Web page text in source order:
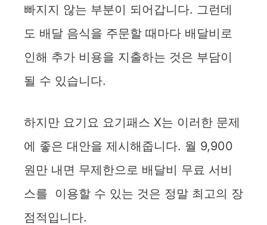
빠지지 않는 부분이 되어갑니다. 그런데
도 배달 음식을 주문할 때마다 배달비로
인해 추가 비용을 지출하는 것은 부담이
될 수 있습니다.
하지만 요기요 요기패스 X는 이러한 문제
에 좋은 대안을 제시해줍니다. 월 9,900
원만 내면 무제한으로 배달비 무료 서비
스를 이용할 수 있는 것은 정말 최고의 장
점적입니다.